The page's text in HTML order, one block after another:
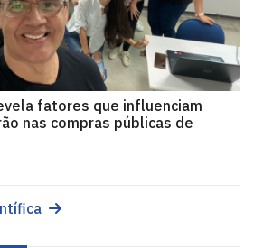
fatores que influenciam
nas compras públicas de